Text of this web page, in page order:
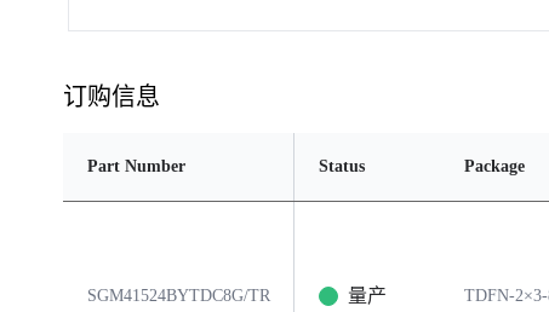
订购信息
Part Number Status Package
SGM41524BYTDC8G/TR 量产 TDFN-